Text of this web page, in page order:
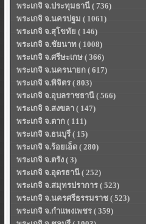
พระเกจิ จ.ประทุมธานี ( 736)
พระเกจิ จ.นครปฐม ( 1061)
พระเกจิ จ.สุโขทัย ( 146)
พระเกจิ จ.ชัยนาท ( 1008)
พระเกจิ จ.ศรีษะเกษ ( 366)
พระเกจิ จ.นครนายก ( 617)
พระเกจิ จ.พิจิตร ( 803)
พระเกจิ จ.อุบลราชธานี ( 566)
พระเกจิ จ.สงขลา ( 147)
พระเกจิ จ.ตาก ( 111)
พระเกจิ จ.ธนบุรี ( 15)
พระเกจิ จ.ร้อยเอ็ด ( 280)
พระเกจิ จ.ตรัง ( 3)
พระเกจิ จ.อุดรธานี ( 252)
พระเกจิ จ.สมุทรปราการ ( 523)
พระเกจิ จ.นครศรีธรรมราช ( 523)
พระเกจิ จ.กำแพงเพชร ( 359)